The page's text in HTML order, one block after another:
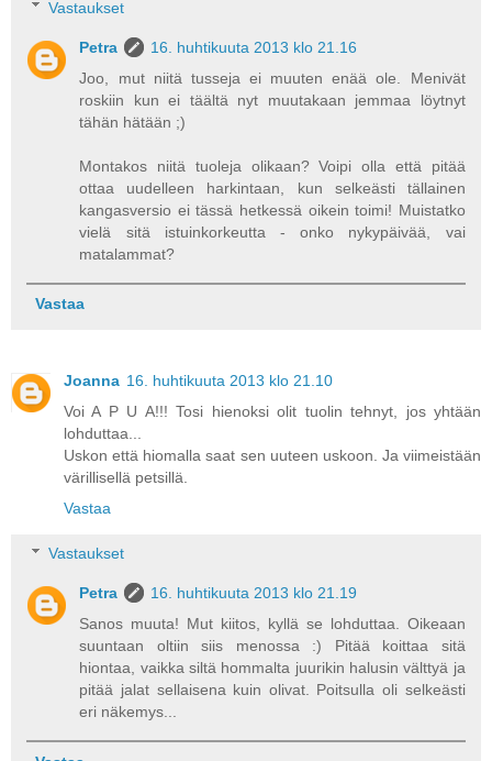
Vastaukset
Petra
16. huhtikuuta 2013 klo 21.16
Joo, mut niitä tusseja ei muuten enää ole. Menivät
roskiin kun ei täältä nyt muutakaan jemmaa löytnyt
tähän hätään ;)
Montakos niitä tuoleja olikaan? Voipi olla että pitää
ottaa uudelleen harkintaan, kun selkeästi tällainen
kangasversio ei tässä hetkessä oikein toimi! Muistatko
vielä sitä istuinkorkeutta - onko nykypäivää, vai
matalammat?
Vastaa
Joanna 16. huhtikuuta 2013 klo 21.10
Voi A P U A!!! Tosi hienoksi olit tuolin tehnyt, jos yhtään
lohduttaa...
Uskon että hiomalla saat sen uuteen uskoon. Ja viimeistään
värillisellä petsillä.
Vastaa
Vastaukset
Petra
16. huhtikuuta 2013 klo 21.19
Sanos muuta! Mut kiitos, kyllä se lohduttaa. Oikeaan
suuntaan oltiin siis menossa :) Pitää koittaa sitä
hiontaa, vaikka siltä hommalta juurikin halusin välttyä ja
pitää jalat sellaisena kuin olivat. Poitsulla oli selkeästi
eri näkemys...